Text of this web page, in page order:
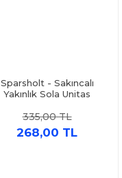
Sparsholt - Sakıncalı
Yakınlık Sola Unitas
335,00 TL
268,00 TL